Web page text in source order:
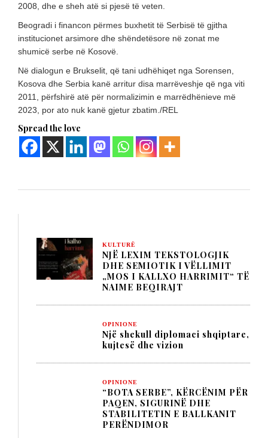
2008, dhe e sheh atë si pjesë të veten.
Beogradi i financon përmes buxhetit të Serbisë të gjitha
institucionet arsimore dhe shëndetësore në zonat me
shumicë serbe në Kosovë.
Në dialogun e Brukselit, që tani udhëhiqet nga Sorensen,
Kosova dhe Serbia kanë arritur disa marrëveshje që nga viti
2011, përfshirë atë për normalizimin e marrëdhënieve më
2023, por ato nuk kanë gjetur zbatim./REL
Spread the love
KULTURË
NJË LEXIM TEKSTOLOGJIK
DHE SEMIOTIK I VËLLIMIT
„MOS I KALLXO HARRIMIT“ TË
NAIME BEQIRAJT
OPINIONE
Një shekull diplomaci shqiptare,
kujtesë dhe vizion
OPINIONE
“BOTA SERBE”, KËRCËNIM PËR
PAQEN, SIGURINË DHE
STABILITETIN E BALLKANIT
PERËNDIMOR